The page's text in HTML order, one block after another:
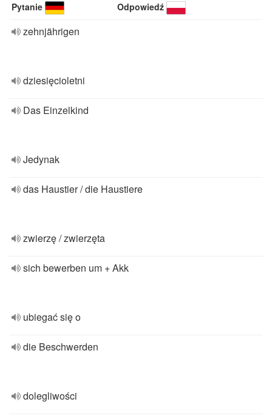
Pytanie Odpowiedź
zehnjährigen
dziesięcioletni
Das Einzelkind
Jedynak
das Haustier / die Haustiere
zwierzę / zwierzęta
sich bewerben um + Akk
ubiegać się o
die Beschwerden
dolegliwości